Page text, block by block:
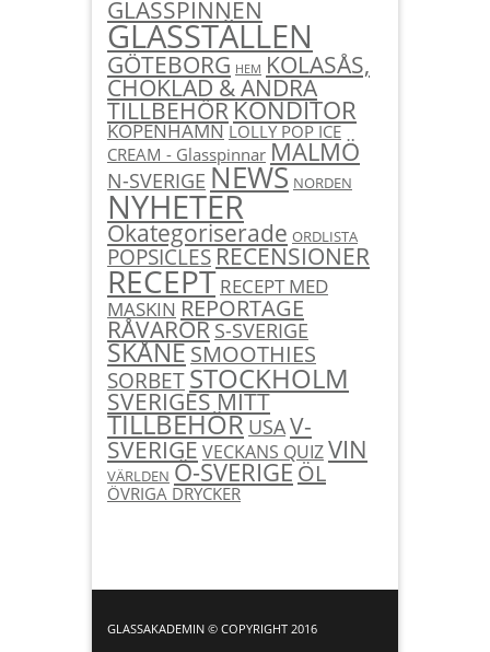
GLASSPINNEN
GLASSTÄLLEN
GÖTEBORG HEM KOLASÅS,
CHOKLAD & ANDRA
TILLBEHÖRKONDITOR
KÖPENHAMN LOLLY POP ICE
CREAM - Glasspinnar MALMÖ
N-SVERIGE NEWS NORDEN
NYHETER
Okategoriserade ORDLISTA
POPSICLESRECENSIONER
RECEPT RECEPT MED
MASKIN REPORTAGE
RÅVARORS-SVERIGE
SKÅNESMOOTHIES
SORBETSTOCKHOLM
SVERIGES MITT
TILLBEHÖR USAV-
SVERIGEVECKANS QUIZVIN
VÄRLDEN Ö-SVERIGEÖL
ÖVRIGA DRYCKER
GLASSAKADEMIN © COPYRIGHT 2016